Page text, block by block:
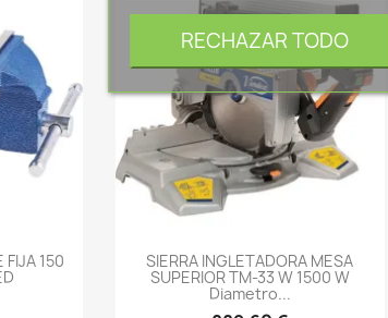
FIJA 150 -->
SIERRA INGLETADORA MESA
SUPERIOR TM-33 W 1500 W
Diametro...
RECHAZAR TODO